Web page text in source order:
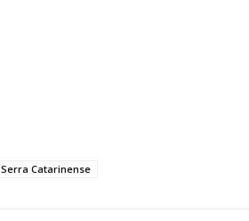
Serra Catarinense